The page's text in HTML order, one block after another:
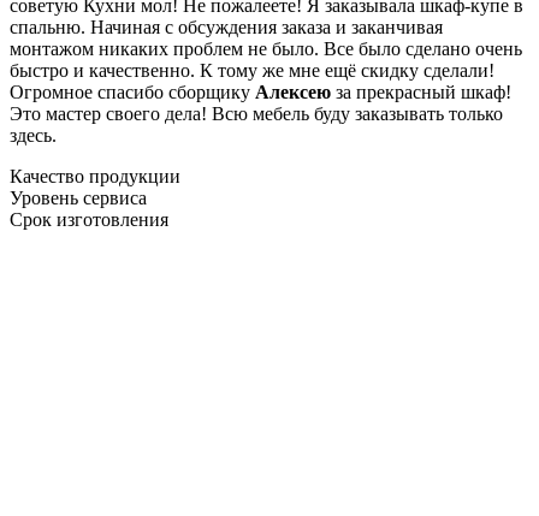
советую Кухни мол! Не пожалеете! Я заказывала шкаф-купе в
спальню. Начиная с обсуждения заказа и заканчивая
монтажом никаких проблем не было. Все было сделано очень
быстро и качественно. К тому же мне ещё скидку сделали!
Огромное спасибо сборщику Алексею за прекрасный шкаф!
Это мастер своего дела! Всю мебель буду заказывать только
здесь.
Качество продукции
Уровень сервиса
Срок изготовления